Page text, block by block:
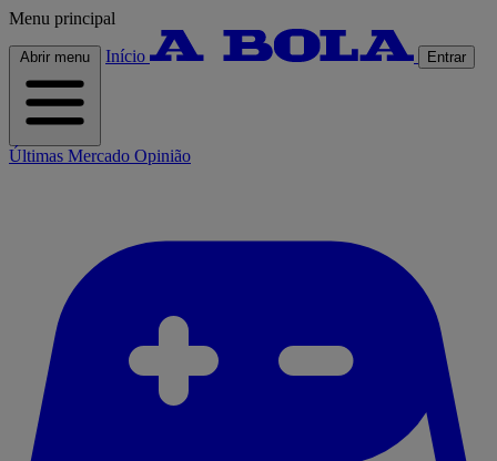
Menu principal
Abrir menu Início Entrar
Últimas Mercado Opinião